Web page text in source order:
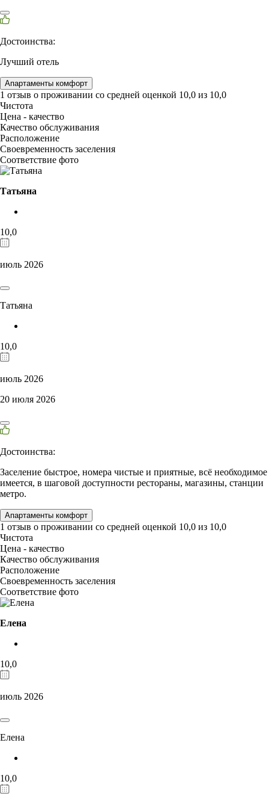
Достоинства:
Лучший отель
Апартаменты комфорт
1 отзыв о проживании со средней оценкой 10,0 из 10,0
Чистота
Цена - качество
Качество обслуживания
Расположение
Своевременность заселения
Соответствие фото
Татьяна
10,0
июль 2026
Татьяна
10,0
июль 2026
20 июля 2026
Достоинства:
Заселение быстрое, номера чистые и приятные, всё необходимое
имеется, в шаговой доступности рестораны, магазины, станции
метро.
Апартаменты комфорт
1 отзыв о проживании со средней оценкой 10,0 из 10,0
Чистота
Цена - качество
Качество обслуживания
Расположение
Своевременность заселения
Соответствие фото
Елена
10,0
июль 2026
Елена
10,0